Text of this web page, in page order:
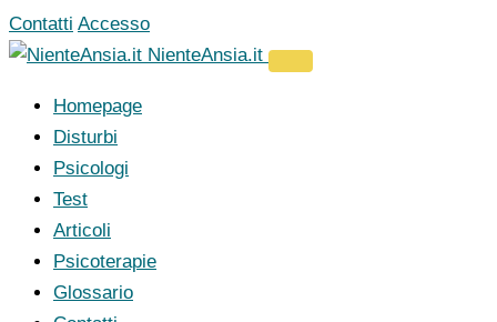
Vai
al
Contatti Accesso
NienteAnsia.it
Homepage
Disturbi
Psicologi
Test
Articoli
Psicoterapie
Glossario